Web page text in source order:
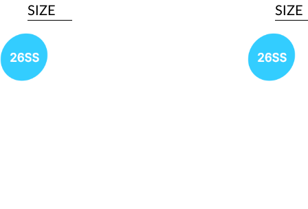
SIZE SIZE